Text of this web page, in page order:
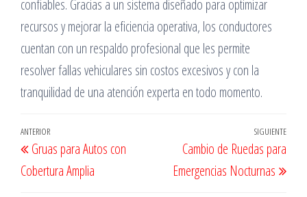
confiables. Gracias a un sistema diseñado para optimizar
recursos y mejorar la eficiencia operativa, los conductores
cuentan con un respaldo profesional que les permite
resolver fallas vehiculares sin costos excesivos y con la
tranquilidad de una atención experta en todo momento.
Navegación
de
entradas
Entrada
anterior
ANTERIOR
Gruas para Autos con
Cobertura Amplia
SIGUIENTE
Cambio de Ruedas para
Emergencias Nocturnas